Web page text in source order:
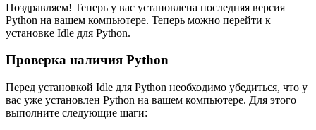
Поздравляем! Теперь у вас установлена последняя версия
Python на вашем компьютере. Теперь можно перейти к
установке Idle для Python.
Проверка наличия Python
Перед установкой Idle для Python необходимо убедиться, что у
вас уже установлен Python на вашем компьютере. Для этого
выполните следующие шаги: